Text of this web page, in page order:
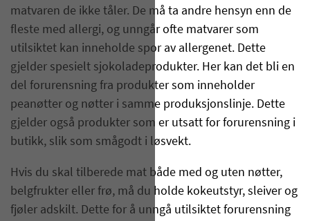
matvaren de ikke tåler. De må ta andre hensyn enn de
fleste med allergi, og unngår ofte matvarer som
utilsiktet kan inneholde spor av allergenet. Dette
gjelder spesielt sjokoladeprodukter. Her kan det bli en
del forurensning fra produkter som inneholder
peanøtter og nøtter i samme produksjonslinje. Dette
gjelder også produkter som er utsatt for forurensning i
butikk, slik som smågodt i løsvekt.
Hvis du skal tilberede mat både med og uten nøtter,
belgfrukter eller frø, må du holde kokeutstyr, sleiver og
fjøler adskilt. Dette for å unngå utilsiktet forurensning